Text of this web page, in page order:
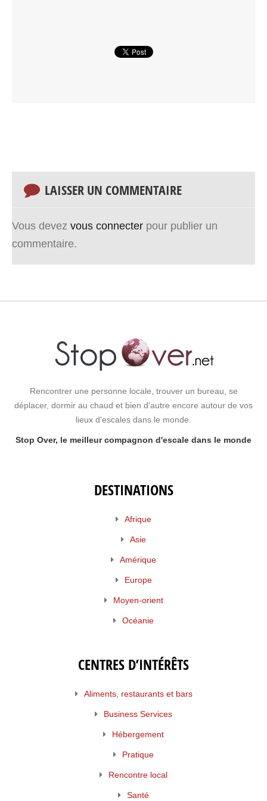
LAISSER UN COMMENTAIRE
Vous devez vous connecter pour publier un
commentaire.
Rencontrer une personne locale, trouver un bureau, se
déplacer, dormir au chaud et bien d'autre encore autour de vos
lieux d'escales dans le monde.
Stop Over, le meilleur compagnon d'escale dans le monde
DESTINATIONS
Afrique
Asie
Amérique
Europe
Moyen-orient
Océanie
CENTRES D’INTÉRÊTS
Aliments, restaurants et bars
Business Services
Hébergement
Pratique
Rencontre local
Santé